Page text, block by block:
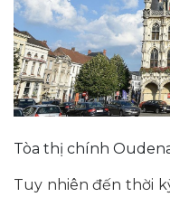
Tòa thị chính
Tuy nhiên đến thời